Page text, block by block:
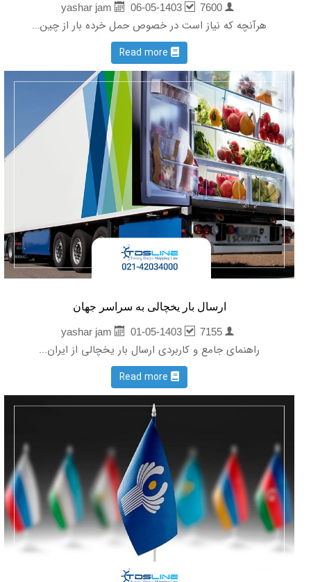
yashar jam
06-05-1403 7600
هرآنچه که نیاز است در خصوص حمل خرده بار از چین...
Read more
ارسال بار یخچالی به سراسر جهان
yashar jam
01-05-1403 7155
راهنمای جامع و کاربردی ارسال بار یخچالی از ایران...
Read more